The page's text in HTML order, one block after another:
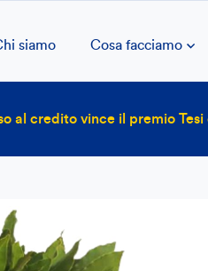
siamo Cosa facciamo
al credito vince il premio